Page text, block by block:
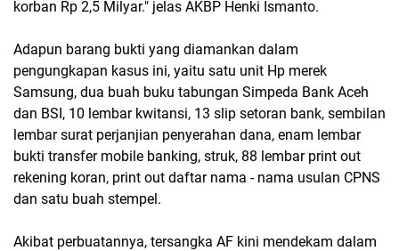
korban Rp 2,5 Milyar." jelas AKBP Henki Ismanto.
Adapun barang bukti yang diamankan dalam
pengungkapan kasus ini, yaitu satu unit Hp merek
Samsung, dua buah buku tabungan Simpeda Bank Aceh
dan BSI, 10 lembar kwitansi, 13 slip setoran bank, sembilan
lembar surat perjanjian penyerahan dana, enam lembar
bukti transfer mobile banking, struk, 88 lembar print out
rekening koran, print out daftar nama - nama usulan CPNS
dan satu buah stempel.
Akibat perbuatannya, tersangka AF kini mendekam dalam